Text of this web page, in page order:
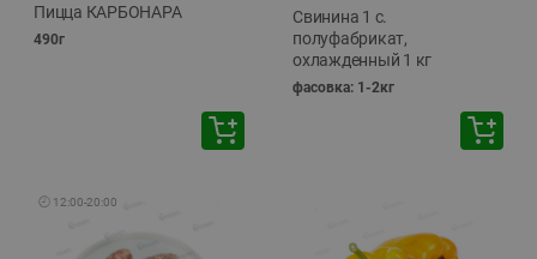
Пицца КАРБОНАРА
490г
Свинина 1 с.
полуфабрикат,
охлажденный 1 кг
фасовка: 1-2кг
🕘 12:00-20:00